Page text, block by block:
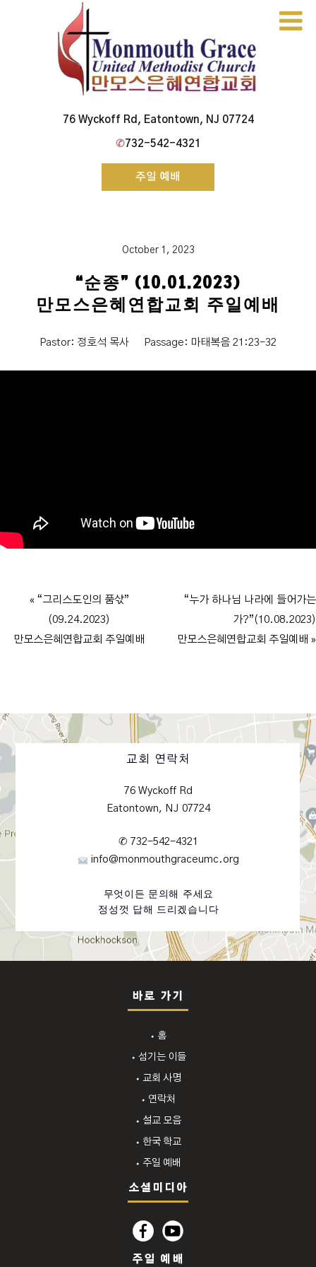
content
Monmouth Grace Church76 Wyckoff Rd, Eatontown, NJ 07724
✆732-542-4321
주일 예배
October 1, 2023
“순종” (10.01.2023)
만모스은혜연합교회 주일예배
Pastor: 정호석 목사 Passage: 마태복음 21:23-32
« “그리스도인의 품삯”
(09.24.2023)
만모스은혜연합교회 주일예배
“누가 하나님 나라에 들어가는
가?”(10.08.2023)
만모스은혜연합교회 주일예배 »
교회 연락처
76 Wyckoff Rd
Eatontown, NJ 07724
✆ 732-542-4321
info@monmouthgraceumc.org
무엇이든 문의해 주세요
정성껏 답해 드리겠습니다
바로 가기
⬩ 홈
⬩ 섬기는 이들
⬩ 교회 사명
⬩ 연락처
⬩ 설교 모음
⬩ 한국 학교
⬩ 주일 예배
소셜미디아
주일 예배